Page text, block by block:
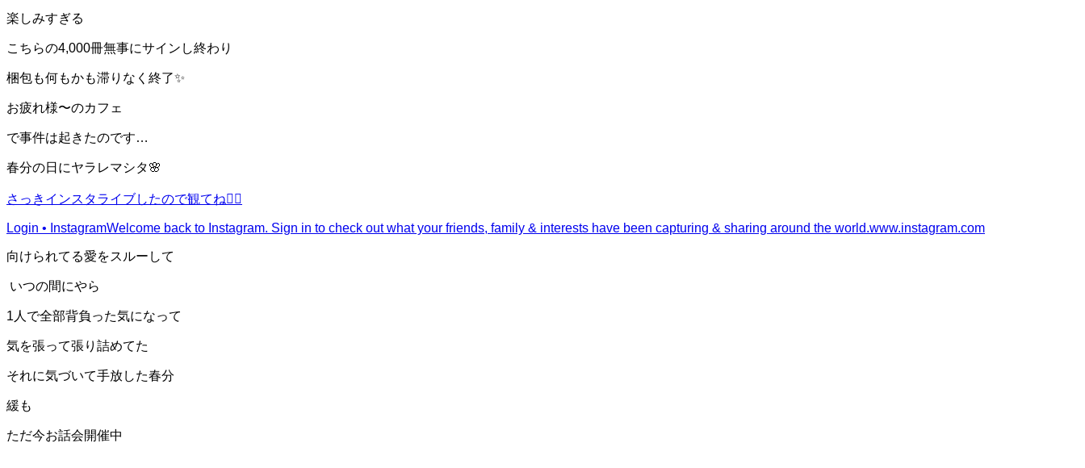
楽しみすぎる
こちらの4,000冊無事にサインし終わり
梱包も何もかも滞りなく終了✨
お疲れ様〜のカフェ
で事件は起きたのです…
春分の日にヤラレマシタ🌸
さっきインスタライブしたので観てね❤️‍🔥
Login • InstagramWelcome back to Instagram. Sign in to check out what your friends, family & interests have been capturing & sharing around the world.www.instagram.com
向けられてる愛をスルーして
いつの間にやら
1人で全部背負った気になって
気を張って張り詰めてた
それに気づいて手放した春分
緩も
ただ今お話会開催中